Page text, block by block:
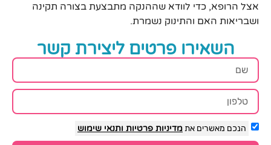
אצל הרופא, כדי לוודא שההנקה מתבצעת בצורה תקינה
ושבריאות האם והתינוק נשמרת.
השאירו פרטים ליצירת קשר
הנכם מאשרים אתמדיניות פרטיות ותנאי שימוש